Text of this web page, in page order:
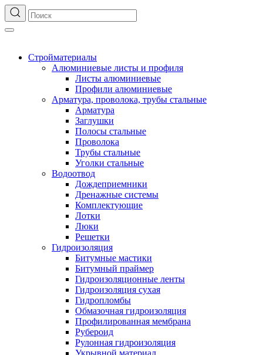
Стройматериалы
Алюминиевые листы и профиля
Листы алюминиевые
Профили алюминиевые
Арматура, проволока, трубы стальные
Арматура
Заглушки
Полосы стальные
Проволока
Трубы стальные
Уголки стальные
Водоотвод
Дождеприемники
Дренажные системы
Комплектующие
Лотки
Люки
Решетки
Гидроизоляция
Битумные мастики
Битумный праймер
Гидроизоляционные ленты
Гидроизоляция сухая
Гидропломбы
Обмазочная гидроизоляция
Профилированная мембрана
Рубероид
Рулонная гидроизоляция
Укрывной материал